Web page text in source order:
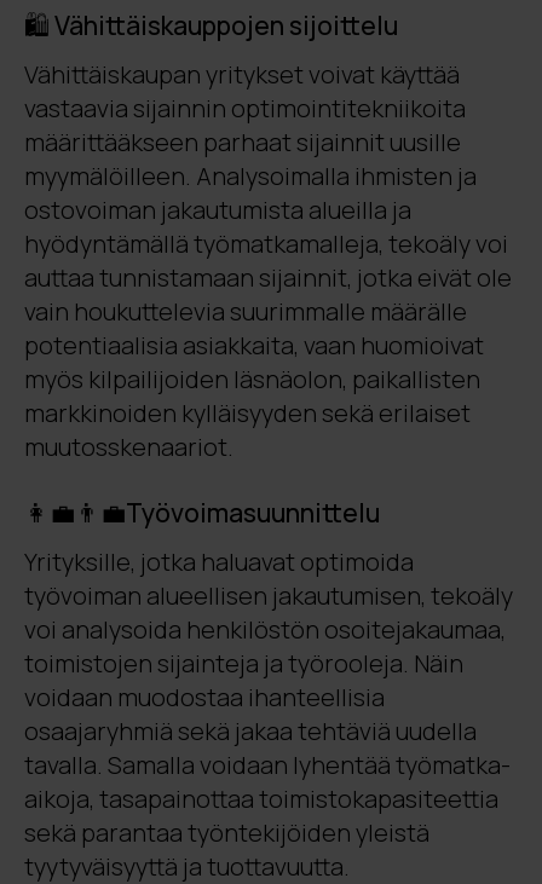
🛍️ Vähittäiskauppojen sijoittelu
Vähittäiskaupan yritykset voivat käyttää
vastaavia sijainnin optimointitekniikoita
määrittääkseen parhaat sijainnit uusille
myymälöilleen. Analysoimalla ihmisten ja
ostovoiman jakautumista alueilla ja
hyödyntämällä työmatkamalleja, tekoäly voi
auttaa tunnistamaan sijainnit, jotka eivät ole
vain houkuttelevia suurimmalle määrälle
potentiaalisia asiakkaita, vaan huomioivat
myös kilpailijoiden läsnäolon, paikallisten
markkinoiden kylläisyyden sekä erilaiset
muutosskenaariot.
👩‍💼👨‍💼Työvoimasuunnittelu
Yrityksille, jotka haluavat optimoida
työvoiman alueellisen jakautumisen, tekoäly
voi analysoida henkilöstön osoitejakaumaa,
toimistojen sijainteja ja työrooleja. Näin
voidaan muodostaa ihanteellisia
osaajaryhmiä sekä jakaa tehtäviä uudella
tavalla. Samalla voidaan lyhentää työmatka-
aikoja, tasapainottaa toimistokapasiteettia
sekä parantaa työntekijöiden yleistä
tyytyväisyyttä ja tuottavuutta.